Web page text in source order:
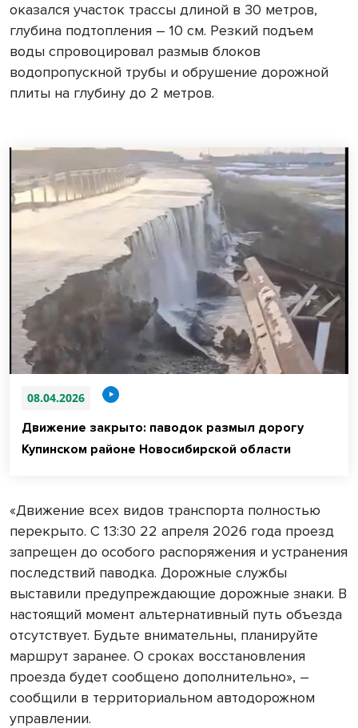
оказался участок трассы длиной в 30 метров,
глубина подтопления – 10 см. Резкий подъем
воды спровоцировал размыв блоков
водопропускной трубы и обрушение дорожной
плиты на глубину до 2 метров.
08.04.2026
Движение закрыто: паводок размыл дорогу
Купинском районе Новосибирской области
«Движение всех видов транспорта полностью
перекрыто. С 13:30 22 апреля 2026 года проезд
запрещен до особого распоряжения и устранения
последствий паводка. Дорожные службы
выставили предупреждающие дорожные знаки. В
настоящий момент альтернативный путь объезда
отсутствует. Будьте внимательны, планируйте
маршрут заранее. О сроках восстановления
проезда будет сообщено дополнительно», –
сообщили в территориальном автодорожном
управлении.